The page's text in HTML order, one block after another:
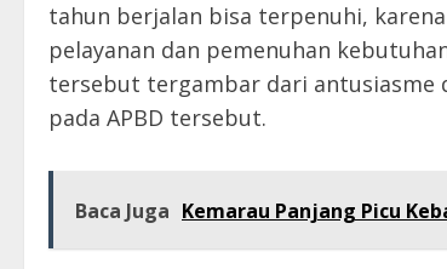
tahun berjalan bisa terpenuhi,
pelayanan dan pemenuhan
tersebut tergambar dari antusiasme
pada APBD tersebut.
Baca Juga Kemarau Panjang Picu